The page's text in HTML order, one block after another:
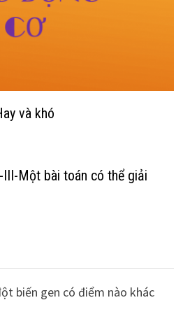
và khó
Một bài toán có thể giải
biến gen có điểm nào khác